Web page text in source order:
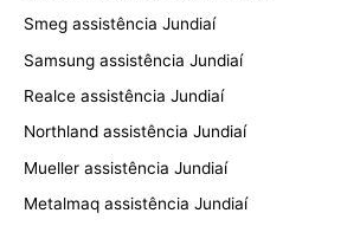
Smeg assistência Jundiaí
Samsung assistência Jundiaí
Realce assistência Jundiaí
Northland assistência Jundiaí
Mueller assistência Jundiaí
Metalmaq assistência Jundiaí